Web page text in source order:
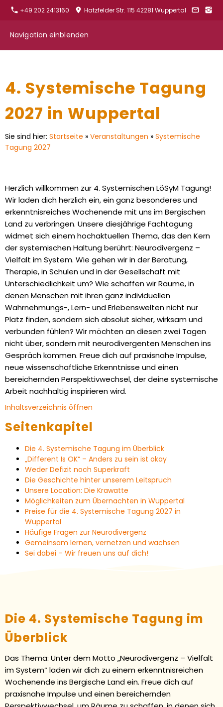
+49 202 2413160 Hatzfelder Str. 115 42281 Wuppertal
Navigation einblenden
4. Systemische Tagung
2027 in Wuppertal
Sie sind hier: Startseite » Veranstaltungen » Systemische
Tagung 2027
Herzlich willkommen zur 4. Systemischen LöSyM Tagung!
Wir laden dich herzlich ein, ein ganz besonderes und
erkenntnisreiches Wochenende mit uns im Bergischen
Land zu verbringen. Unsere diesjährige Fachtagung
widmet sich einem hochaktuellen Thema, das den Kern
der systemischen Haltung berührt: Neurodivergenz –
Vielfalt im System. Wie gehen wir in der Beratung,
Therapie, in Schulen und in der Gesellschaft mit
Unterschiedlichkeit um? Wie schaffen wir Räume, in
denen Menschen mit ihren ganz individuellen
Wahrnehmungs-, Lern- und Erlebenswelten nicht nur
Platz finden, sondern sich absolut sicher, wirksam und
verbunden fühlen? Wir möchten an diesen zwei Tagen
nicht über, sondern mit neurodivergenten Menschen ins
Gespräch kommen. Freue dich auf praxisnahe Impulse,
neue wissenschaftliche Erkenntnisse und einen
bereichernden Perspektivwechsel, der deine systemische
Arbeit nachhaltig inspirieren wird.
Inhaltsverzeichnis öffnen
Seitenkapitel
Die 4. Systemische Tagung im Überblick
„Different Is OK“ – Anders zu sein ist okay
Weder Defizit noch Superkraft
Die Geschichte hinter unserem Leitspruch
Unsere Location: Die Krawatte
Möglichkeiten zum Übernachten in Wuppertal
Preise für die 4. Systemische Tagung 2027 in
Wuppertal
Häufige Fragen zur Neurodivergenz
Gemeinsam lernen, vernetzen und wachsen
Sei dabei – Wir freuen uns auf dich!
Die 4. Systemische Tagung im
Überblick
Das Thema: Unter dem Motto „Neurodivergenz – Vielfalt
im System“ laden wir dich zu einem erkenntnisreichen
Wochenende ins Bergische Land ein. Freue dich auf
praxisnahe Impulse und einen bereichernden